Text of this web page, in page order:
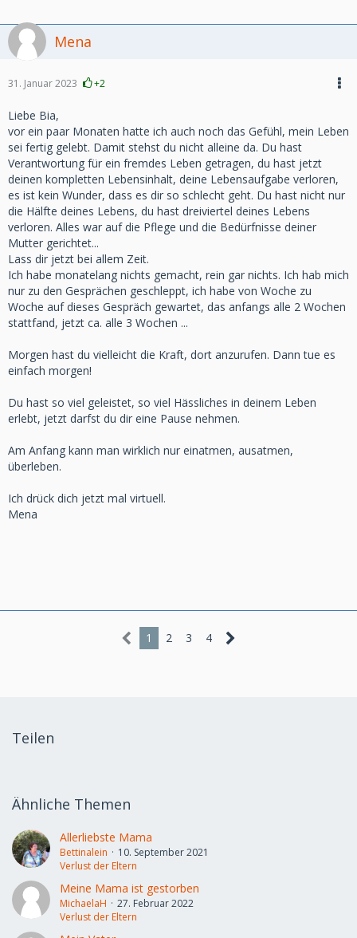
Mena
31. Januar 2023 +2
Liebe Bia,
vor ein paar Monaten hatte ich auch noch das Gefühl, mein Leben
sei fertig gelebt. Damit stehst du nicht alleine da. Du hast
Verantwortung für ein fremdes Leben getragen, du hast jetzt
deinen kompletten Lebensinhalt, deine Lebensaufgabe verloren,
es ist kein Wunder, dass es dir so schlecht geht. Du hast nicht nur
die Hälfte deines Lebens, du hast dreiviertel deines Lebens
verloren. Alles war auf die Pflege und die Bedürfnisse deiner
Mutter gerichtet...
Lass dir jetzt bei allem Zeit.
Ich habe monatelang nichts gemacht, rein gar nichts. Ich hab mich
nur zu den Gesprächen geschleppt, ich habe von Woche zu
Woche auf dieses Gespräch gewartet, das anfangs alle 2 Wochen
stattfand, jetzt ca. alle 3 Wochen ...
Morgen hast du vielleicht die Kraft, dort anzurufen. Dann tue es
einfach morgen!
Du hast so viel geleistet, so viel Hässliches in deinem Leben
erlebt, jetzt darfst du dir eine Pause nehmen.
Am Anfang kann man wirklich nur einatmen, ausatmen,
überleben.
Ich drück dich jetzt mal virtuell.
Mena
1 2 3 4
Teilen
Ähnliche Themen
Allerliebste Mama
Bettinalein
10. September 2021
Verlust der Eltern
Meine Mama ist gestorben
MichaelaH
27. Februar 2022
Verlust der Eltern